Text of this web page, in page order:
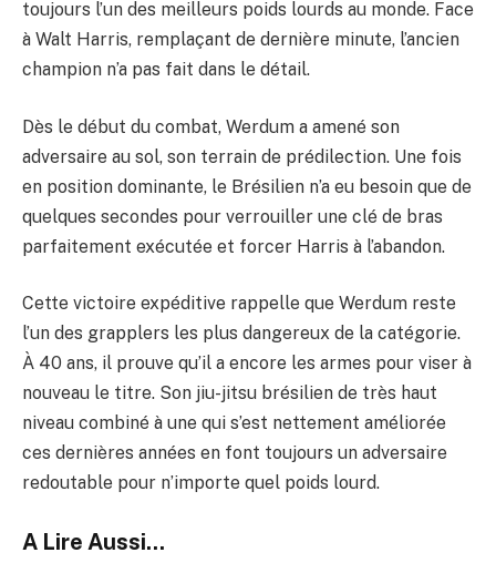
toujours l’un des meilleurs poids lourds au monde. Face
à Walt Harris, remplaçant de dernière minute, l’ancien
champion n’a pas fait dans le détail.
Dès le début du combat, Werdum a amené son
adversaire au sol, son terrain de prédilection. Une fois
en position dominante, le Brésilien n’a eu besoin que de
quelques secondes pour verrouiller une clé de bras
parfaitement exécutée et forcer Harris à l’abandon.
Cette victoire expéditive rappelle que Werdum reste
l’un des grapplers les plus dangereux de la catégorie.
À 40 ans, il prouve qu’il a encore les armes pour viser à
nouveau le titre. Son jiu-jitsu brésilien de très haut
niveau combiné à une qui s’est nettement améliorée
ces dernières années en font toujours un adversaire
redoutable pour n’importe quel poids lourd.
A Lire Aussi...